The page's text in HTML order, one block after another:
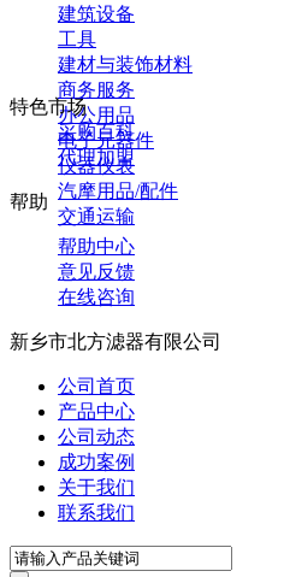
建筑设备
工具
建材与装饰材料
商务服务
办公用品
电子元器件
仪器仪表
汽摩用品/配件
交通运输
特色市场
采购百科
代理加盟
帮助
帮助中心
意见反馈
在线咨询
新乡市北方滤器有限公司
公司首页
产品中心
公司动态
成功案例
关于我们
联系我们